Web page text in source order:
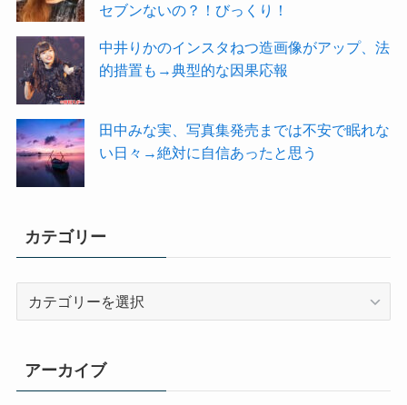
セブンないの？！びっくり！
中井りかのインスタねつ造画像がアップ、法
的措置も→典型的な因果応報
田中みな実、写真集発売までは不安で眠れな
い日々→絶対に自信あったと思う
カテゴリー
リ
ー
アーカイブ